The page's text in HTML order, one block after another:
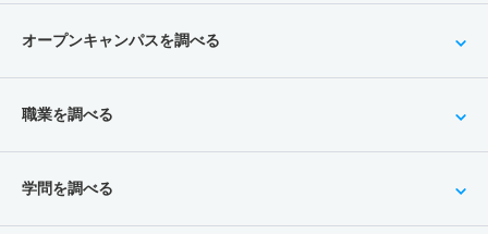
オープンキャンパスを調べる
職業を調べる
学問を調べる